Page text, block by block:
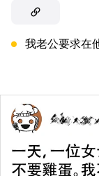
我老公要求在